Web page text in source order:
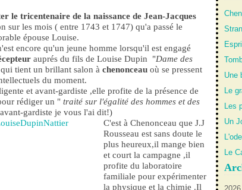
le tricentenaire de la naissance de Jean-Jacques
sur les mois ( entre 1743 et 1747) qu'a passé le
épouse Louise.
encore qu'un jeune homme lorsqu'il est engagé
auprés du fils de Louise Dupin "Dame des
tient un brillant salon à chenonceau où se pressent
du moment.
et avant-gardiste ,elle profite de la présence de
rédiger un " traité sur l'égalité des hommes et des
gardiste je vous l'ai dit!)
C'est à Chenonceau que J.J
Rousseau est sans doute le
plus heureux,il mange bien
et court la campagne ,il
profite du laboratoire
familiale pour expérimenter
la physique et la chimie .Il
Une
Le
Les
Un
Le